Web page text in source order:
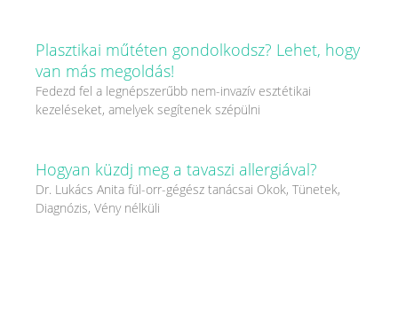
Plasztikai műtéten gondolkodsz? Lehet, hogy
van más megoldás!
Fedezd fel a legnépszerűbb nem-invazív esztétikai
kezeléseket, amelyek segítenek szépülni
Hogyan küzdj meg a tavaszi allergiával?
Dr. Lukács Anita fül-orr-gégész tanácsai Okok, Tünetek,
Diagnózis, Vény nélküli